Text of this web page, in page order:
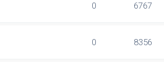
0 6767
0 8356